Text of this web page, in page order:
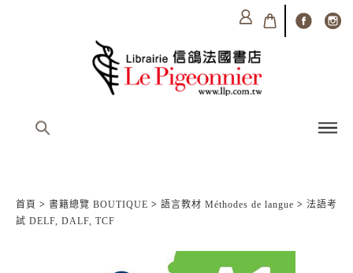
首頁 > 書籍總覽 BOUTIQUE > 語言教材 Méthodes de langue > 法語考
試 DELF, DALF, TCF